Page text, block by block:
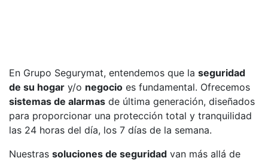
En Grupo Segurymat, entendemos que la seguridad
de su hogar y/o negocio es fundamental. Ofrecemos
sistemas de alarmas de última generación, diseñados
para proporcionar una protección total y tranquilidad
las 24 horas del día, los 7 días de la semana.
Nuestras soluciones de seguridad van más allá de